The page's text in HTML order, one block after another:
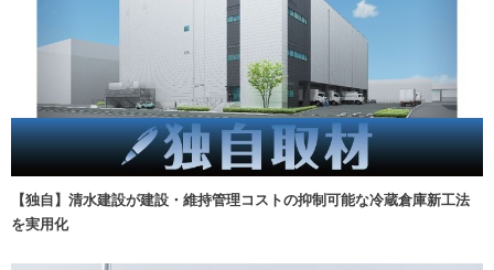
【独自】清水建設が建設・維持管理コストの抑制可能な冷蔵倉庫新工法
を実用化